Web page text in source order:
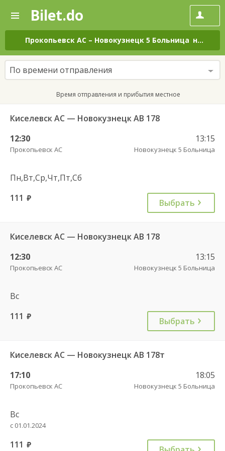
—
Поиск
и
покупка
билетов
на
автобус
онлайн
Bilet.do
Прокопьевск АС – Новокузнецк 5 Больница на все дни
По времени отправления
Время отправления и прибытия местное
Киселевск АС — Новокузнецк АВ 178
12:30
Прокопьевск АС
13:15
Новокузнецк 5 Больница
Пн,Вт,Ср,Чт,Пт,Сб
111 руб. Выбрать
Киселевск АС — Новокузнецк АВ 178
12:30
Прокопьевск АС
13:15
Новокузнецк 5 Больница
Вс
111 руб. Выбрать
Киселевск АС — Новокузнецк АВ 178т
17:10
Прокопьевск АС
18:05
Новокузнецк 5 Больница
Вс
с 01.01.2024
111 руб.